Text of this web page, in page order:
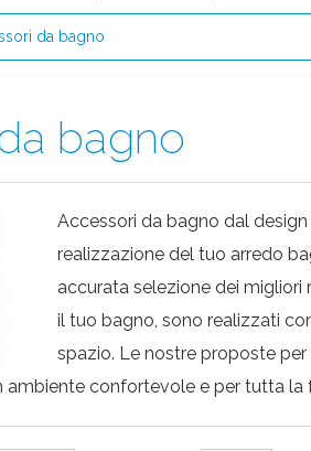
da bagno
bagno
Accessori da bagno dal
realizzazione del tuo arredo
accurata selezione dei
il tuo bagno, sono realizzati
spazio. Le nostre proposte
ambiente confortevole e per tutta la